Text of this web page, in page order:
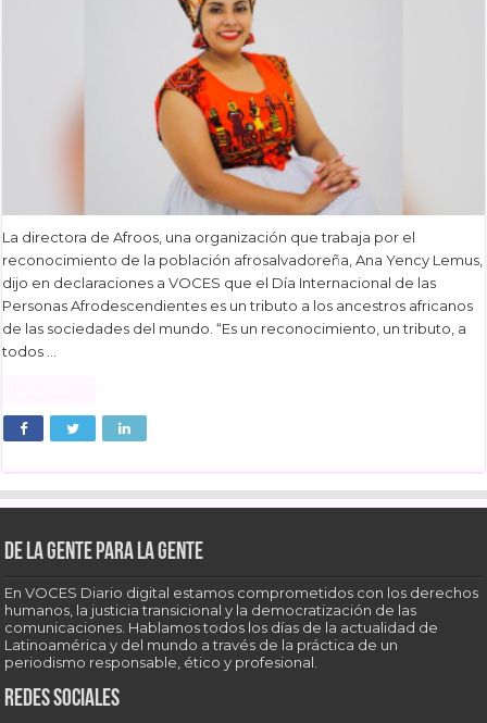
La directora de Afroos, una organización que trabaja por el
reconocimiento de la población afrosalvadoreña, Ana Yency Lemus,
dijo en declaraciones a VOCES que el Día Internacional de las
Personas Afrodescendientes es un tributo a los ancestros africanos
de las sociedades del mundo. “Es un reconocimiento, un tributo, a
todos …
De la gente para la gente
En VOCES Diario digital estamos comprometidos con los derechos
humanos, la justicia transicional y la democratización de las
comunicaciones. Hablamos todos los días de la actualidad de
Latinoamérica y del mundo a través de la práctica de un
periodismo responsable, ético y profesional.
Redes sociales